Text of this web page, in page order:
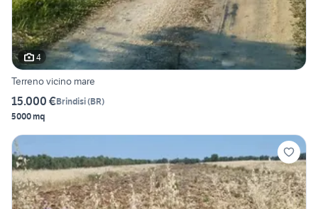
4
Terreno vicino mare
15.000 €Brindisi(BR)
5000 mq